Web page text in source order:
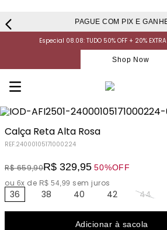
PAGUE COM PIX E GANHE
Especial 08.08: TUDO 50% OFF + 20%
Shop Now
Calça Reta Alta Rosa
REF.24000105171000224
R$ 659,90R$ 329,95 50%OFF
ou 6x de R$ 54,99 sem juros
36 38 40 42 44
Adicionar à sacola